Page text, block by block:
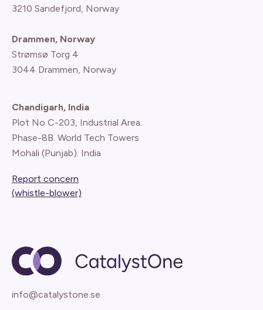
3210 Sandefjord, Norway
Drammen, Norway
Strømsø Torg 4
3044 Drammen, Norway
Chandigarh, India
Plot No C-203, Industrial Area.
Phase-8B. World Tech Towers
Mohali (Punjab). India
Report concern
(whistle-blower)
info@catalystone.se